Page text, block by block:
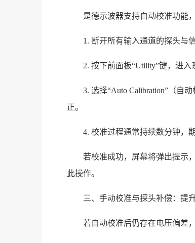
是德示波器支持自动校准功能
1. 断开所有输入通道的探头与
2. 按下前面板“Utility”键，进入
3. 选择“Auto Calibration”（自
正。
4. 校准过程通常持续数分钟，
若校准成功，屏幕将弹出提示
此操作。
三、手动校准与探头补偿：提
若自动校准后仍存在电压偏差